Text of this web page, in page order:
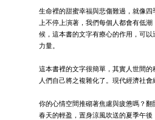
生命裡的甜蜜幸福與悲傷難過，就像
上不停上演著，我們每個人都會有低
候，這本書的文字有療心的作用，可
力量。
這本書裡的文字很簡單，其實人世間
人們自己將之複雜化了。現代經濟社會
你的心情空間推砌著焦慮與疲憊嗎？
春天的輕盈，置身涼風吹送的夏季午